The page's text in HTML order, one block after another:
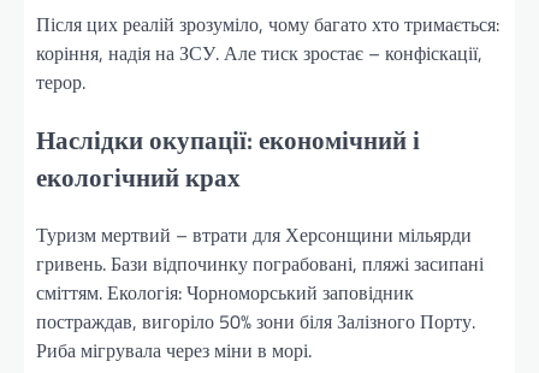
Після цих реалій зрозуміло, чому багато хто тримається:
коріння, надія на ЗСУ. Але тиск зростає – конфіскації,
терор.
Наслідки окупації: економічний і
екологічний крах
Туризм мертвий – втрати для Херсонщини мільярди
гривень. Бази відпочинку пограбовані, пляжі засипані
сміттям. Екологія: Чорноморський заповідник
постраждав, вигоріло 50% зони біля Залізного Порту.
Риба мігрувала через міни в морі.